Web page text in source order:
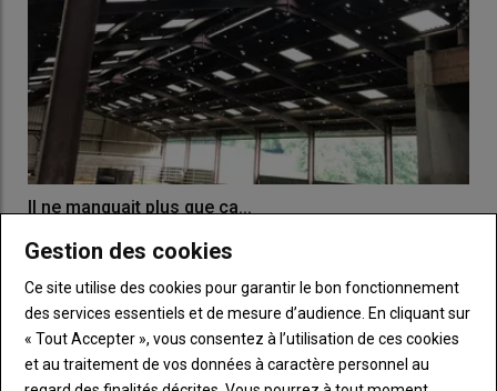
Il ne manquait plus que ça...
Par dessus la sécheresse, la grêle...
Gestion des cookies
Ce site utilise des cookies pour garantir le bon fonctionnement
des services essentiels et de mesure d’audience. En cliquant sur
« Tout Accepter », vous consentez à l’utilisation de ces cookies
et au traitement de vos données à caractère personnel au